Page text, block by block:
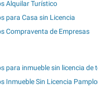
Alquilar Turístico
para Casa sin Licencia
Compraventa de Empresas
para inmueble sin licencia de
Inmueble Sin Licencia